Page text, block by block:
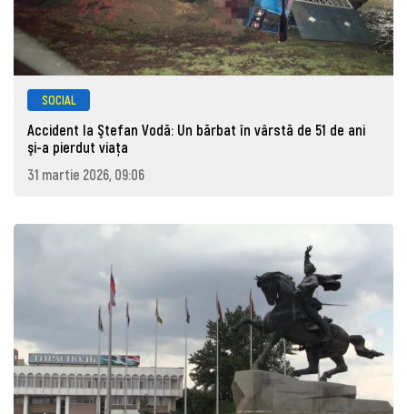
SOCIAL
Accident la Ştefan Vodă: Un bărbat în vârstă de 51 de ani
şi-a pierdut viaţa
31 martie 2026, 09:06